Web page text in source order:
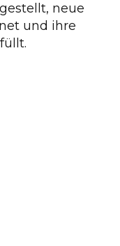
neue
und ihre